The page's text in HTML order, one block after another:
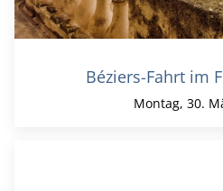
Béziers-Fahrt im
Montag, 30.